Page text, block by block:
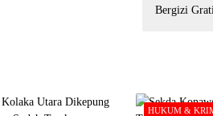
HUKUM &